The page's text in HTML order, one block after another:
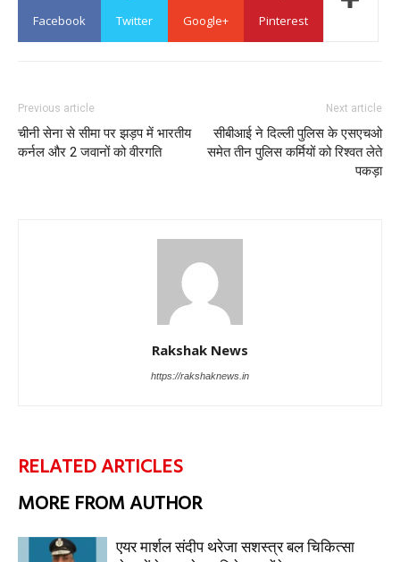
Facebook Twitter Google+ Pinterest
Previous article
चीनी सेना से सीमा पर झड़प में भारतीय
कर्नल और 2 जवानों को वीरगति
Next article
सीबीआई ने दिल्ली पुलिस के एसएचओ
समेत तीन पुलिस कर्मियों को रिश्वत लेते
पकड़ा
Rakshak News
https://rakshaknews.in
RELATED ARTICLES
MORE FROM AUTHOR
एयर मार्शल संदीप थरेजा सशस्त्र बल चिकित्सा